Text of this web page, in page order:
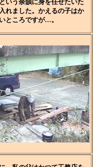
いう余韻に身を任せたいた
れました。かえるの子はか
ところですが…。